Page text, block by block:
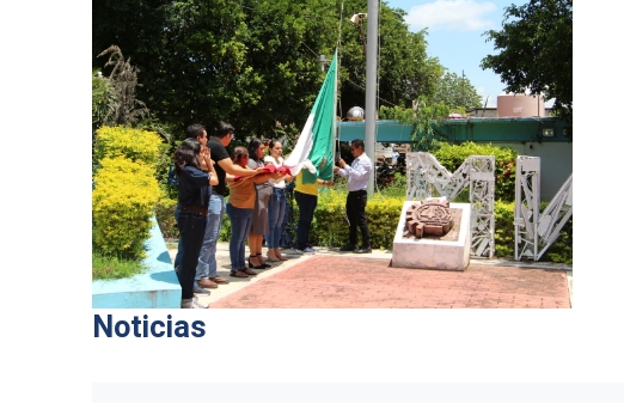
Noticias